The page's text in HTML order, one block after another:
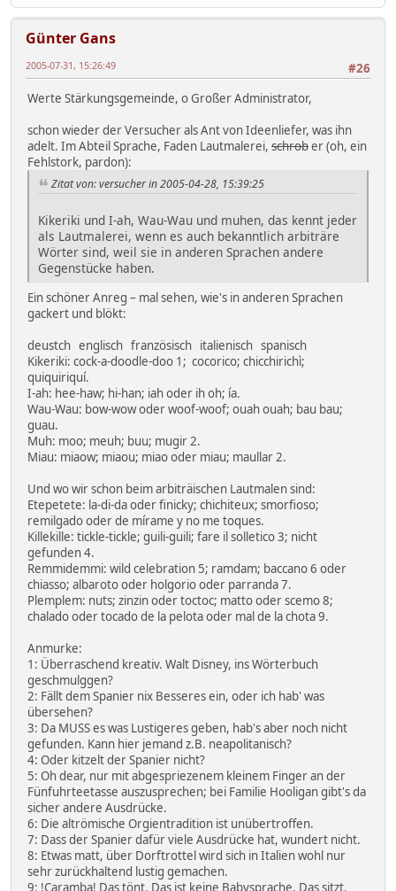
Günter Gans
#26
2005-07-31, 15:26:49
Werte Stärkungsgemeinde, o Großer Administrator,
schon wieder der Versucher als Ant von Ideenliefer, was ihn
adelt. Im Abteil Sprache, Faden Lautmalerei, schrober (oh, ein
Fehlstork, pardon):
Zitat von: versucher in 2005-04-28, 15:39:25
Kikeriki und I-ah, Wau-Wau und muhen, das kennt jeder
als Lautmalerei, wenn es auch bekanntlich arbiträre
Wörter sind, weil sie in anderen Sprachen andere
Gegenstücke haben.
Ein schöner Anreg – mal sehen, wie's in anderen Sprachen
gackert und blökt:
deustch englisch französisch italienisch spanisch
Kikeriki: cock-a-doodle-doo 1; cocorico; chicchirichì;
quiquiriquí.
I-ah: hee-haw; hi-han; iah oder ih oh; ía.
Wau-Wau: bow-wow oder woof-woof; ouah ouah; bau bau;
guau.
Muh: moo; meuh; buu; mugir 2.
Miau: miaow; miaou; miao oder miau; maullar 2.
Und wo wir schon beim arbiträischen Lautmalen sind:
Etepetete: la-di-da oder finicky; chichiteux; smorfioso;
remilgado oder de mírame y no me toques.
Killekille: tickle-tickle; guili-guili; fare il solletico 3; nicht
gefunden 4.
Remmidemmi: wild celebration 5; ramdam; baccano 6 oder
chiasso; albaroto oder holgorio oder parranda 7.
Plemplem: nuts; zinzin oder toctoc; matto oder scemo 8;
chalado oder tocado de la pelota oder mal de la chota 9.
Anmurke:
1: Überraschend kreativ. Walt Disney, ins Wörterbuch
geschmulggen?
2: Fällt dem Spanier nix Besseres ein, oder ich hab' was
übersehen?
3: Da MUSS es was Lustigeres geben, hab's aber noch nicht
gefunden. Kann hier jemand z.B. neapolitanisch?
4: Oder kitzelt der Spanier nicht?
5: Oh dear, nur mit abgespriezenem kleinem Finger an der
Fünfuhrteetasse auszusprechen; bei Familie Hooligan gibt's da
sicher andere Ausdrücke.
6: Die altrömische Orgientradition ist unübertroffen.
7: Dass der Spanier dafür viele Ausdrücke hat, wundert nicht.
8: Etwas matt, über Dorftrottel wird sich in Italien wohl nur
sehr zurückhaltend lustig gemachen.
9: !Caramba! Das tönt. Das ist keine Babysprache. Das sitzt.